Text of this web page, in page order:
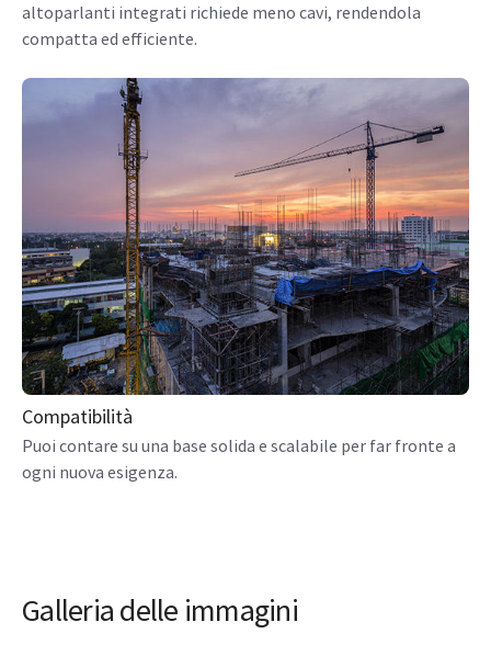
altoparlanti integrati richiede meno cavi, rendendola
compatta ed efficiente.
Compatibilità
Puoi contare su una base solida e scalabile per far fronte a
ogni nuova esigenza.
Galleria delle immagini